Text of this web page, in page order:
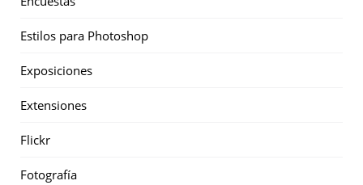
Estilos para Photoshop
Exposiciones
Extensiones
Flickr
Fotografía